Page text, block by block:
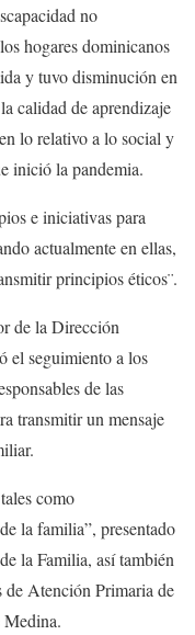
no
hogares dominicanos
y tuvo disminución en
calidad de aprendizaje
lo relativo a lo social y
inició la pandemia.
e iniciativas para
actualmente en ellas,
principios éticos¨.
de la Dirección
el seguimiento a los
de las
transmitir un mensaje
como
la familia”, presentado
la Familia, así también
de Atención Primaria de
Medina.